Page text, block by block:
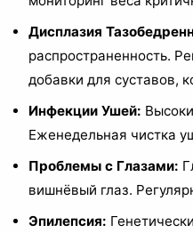
Дисплазия
распространенность.
добавки для суставов,
Инфекции Ушей:
Еженедельная чистка
Проблемы с Глазами:
вишнёвый глаз.
Эпилепсия: